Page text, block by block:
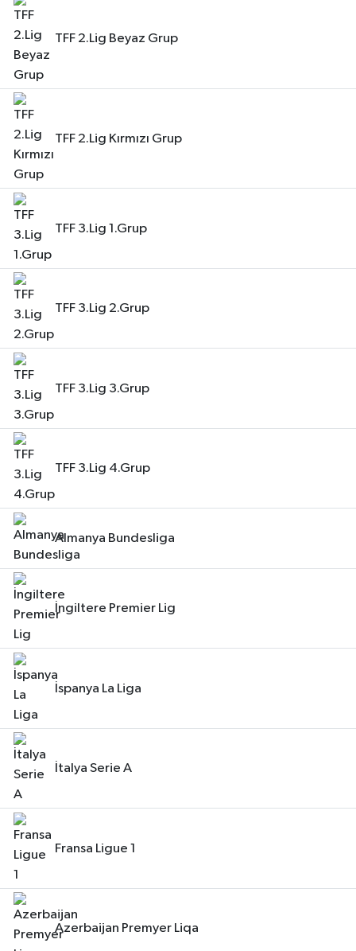
TFF 2.Lig Beyaz Grup
TFF 2.Lig Kırmızı Grup
TFF 3.Lig 1.Grup
TFF 3.Lig 2.Grup
TFF 3.Lig 3.Grup
TFF 3.Lig 4.Grup
Almanya Bundesliga
İngiltere Premier Lig
İspanya La Liga
İtalya Serie A
Fransa Ligue 1
Azerbaijan Premyer Liqa